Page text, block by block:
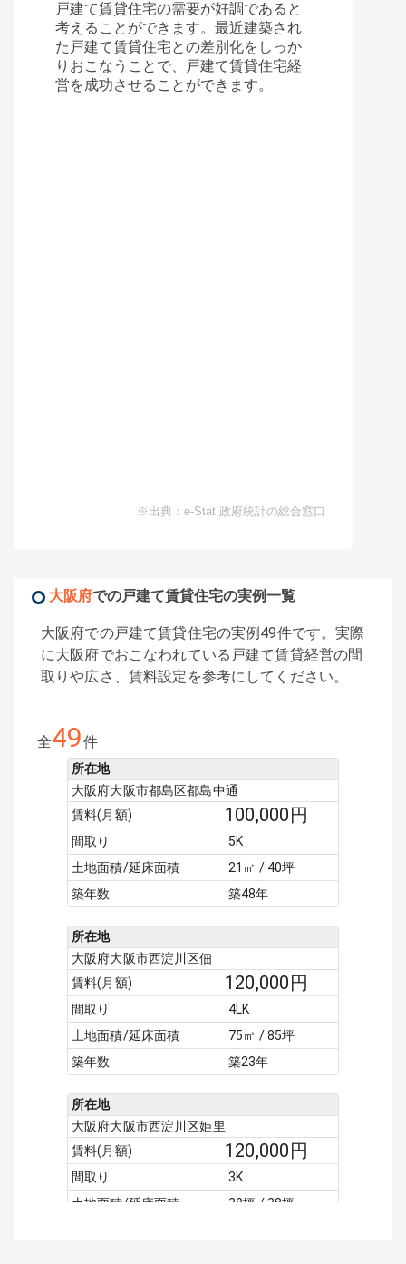
戸建て賃貸住宅の需要が好調であると
考えることができます。最近建築され
た戸建て賃貸住宅との差別化をしっか
りおこなうことで、戸建て賃貸住宅経
営を成功させることができます。
※出典：e-Stat 政府統計の総合窓口
大阪府での戸建て賃貸住宅の実例一覧
大阪府での戸建て賃貸住宅の実例49件です。実際
に大阪府でおこなわれている戸建て賃貸経営の間
取りや広さ、賃料設定を参考にしてください。
全49件
所在地
大阪府大阪市都島区都島中通
賃料(月額)
100,000円
間取り
5K
土地面積/延床面積
21㎡ / 40坪
築年数
築48年
所在地
大阪府大阪市西淀川区佃
賃料(月額)
120,000円
間取り
4LK
土地面積/延床面積
75㎡ / 85坪
築年数
築23年
所在地
大阪府大阪市西淀川区姫里
賃料(月額)
120,000円
間取り
3K
土地面積/延床面積
28坪 / 28坪